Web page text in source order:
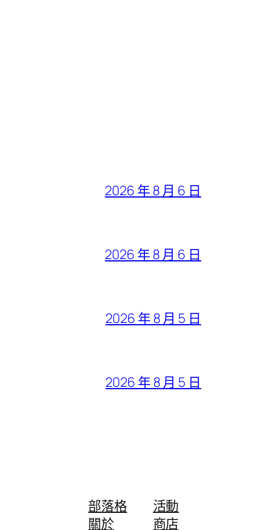
2026 年 8 月 6 日
2026 年 8 月 6 日
2026 年 8 月 5 日
2026 年 8 月 5 日
部落格
關於
活動
商店